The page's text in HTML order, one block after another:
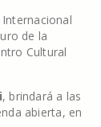
de la
Cultural
, brindará a las
abierta, en